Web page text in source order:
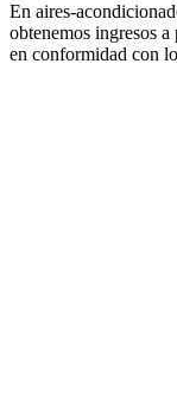
En aires-
obtenemos ingresos
en conformidad con